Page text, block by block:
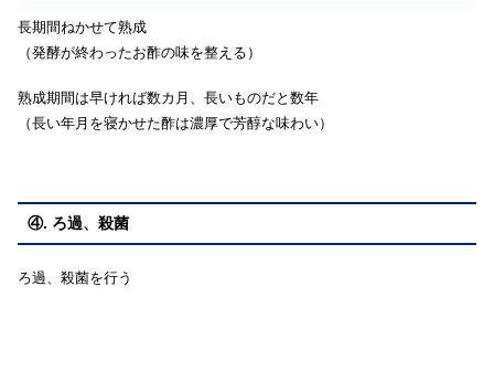
長期間ねかせて熟成
（発酵が終わったお酢の味を整える）
熟成期間は早ければ数カ月、長いものだと数年
（長い年月を寝かせた酢は濃厚で芳醇な味わい）
④. ろ過、殺菌
ろ過、殺菌を行う